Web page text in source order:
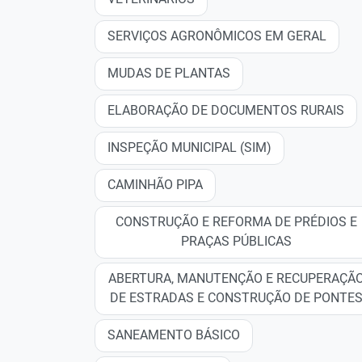
SERVIÇOS AGRONÔMICOS EM GERAL
MUDAS DE PLANTAS
ELABORAÇÃO DE DOCUMENTOS RURAIS
INSPEÇÃO MUNICIPAL (SIM)
CAMINHÃO PIPA
CONSTRUÇÃO E REFORMA DE PRÉDIOS E
PRAÇAS PÚBLICAS
ABERTURA, MANUTENÇÃO E
DE ESTRADAS E CONSTRUÇÃO DE PONTES
SANEAMENTO BÁSICO